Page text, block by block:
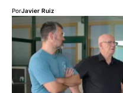
PorJavier Ruiz